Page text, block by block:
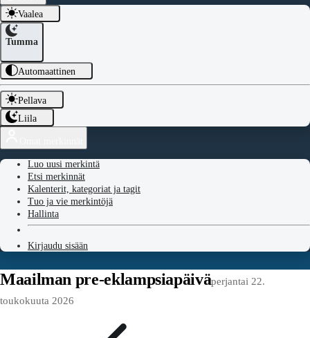
Vaalea
Tumma
Automaattinen
Pellava
Liila
Luo uusi merkintä
Etsi merkinnät
Kalenterit, kategoriat ja tagit
Tuo ja vie merkintöjä
Hallinta
Kirjaudu sisään
Maailman pre-eklampsiapäiväperjantai 22.
toukokuuta 2026